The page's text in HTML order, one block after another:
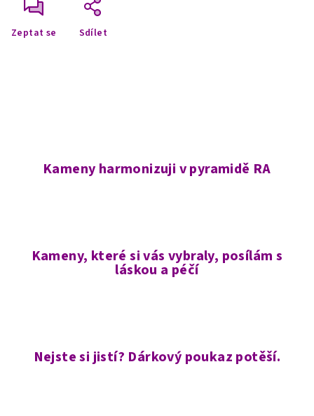
Zeptat se Sdílet
Kameny harmonizuji v pyramidě RA
Kameny, které si vás vybraly, posílám s
láskou a péčí
Nejste si jistí? Dárkový poukaz potěší.